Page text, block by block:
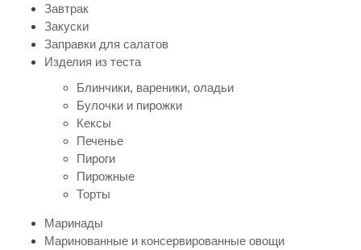
Завтрак
Закуски
Заправки для салатов
Изделия из теста
Блинчики, вареники, оладьи
Булочки и пирожки
Кексы
Печенье
Пироги
Пирожные
Торты
Маринады
Маринованные и консервированные овощи